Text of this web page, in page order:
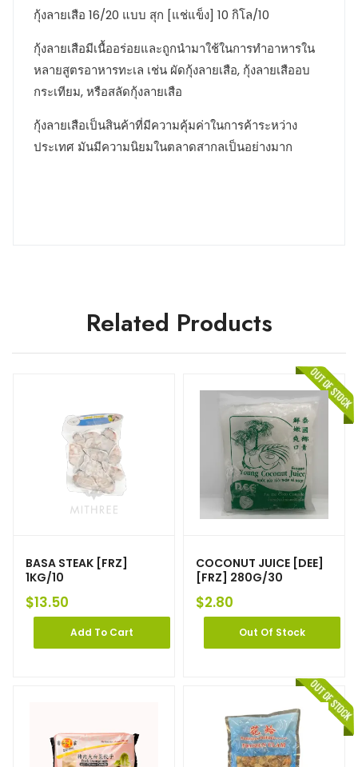
กุ้งลายเสือ 16/20 แบบ สุก [แช่แข็ง] 10 กิโล/10
กุ้งลายเสือมีเนื้ออร่อยและถูกนำมาใช้ในการทำอาหารใน
หลายสูตรอาหารทะเล เช่น ผัดกุ้งลายเสือ, กุ้งลายเสืออบ
กระเทียม, หรือสลัดกุ้งลายเสือ
กุ้งลายเสือเป็นสินค้าที่มีความคุ้มค่าในการค้าระหว่าง
ประเทศ มันมีความนิยมในตลาดสากลเป็นอย่างมาก
Related Products
BASA STEAK [FRZ]
1KG/10
$13.50
Add To Cart
COCONUT JUICE [DEE]
[FRZ] 280G/30
$2.80
Out Of Stock